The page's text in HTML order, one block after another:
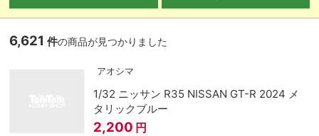
6,621 件の商品が見つかりました
アオシマ
1/32 ニッサン R35 NISSAN GT-R 2024 メ
タリックブルー
2,200 円